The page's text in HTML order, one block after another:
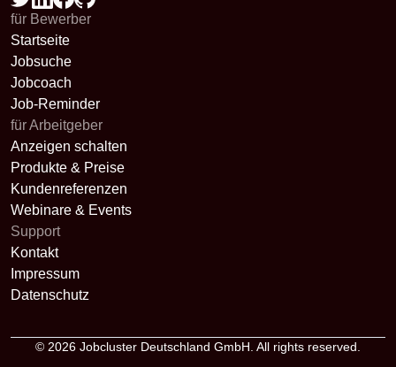
für Bewerber
Startseite
Jobsuche
Jobcoach
Job-Reminder
für Arbeitgeber
Anzeigen schalten
Produkte & Preise
Kundenreferenzen
Webinare & Events
Support
Kontakt
Impressum
Datenschutz
© 2026 Jobcluster Deutschland GmbH. All rights reserved.